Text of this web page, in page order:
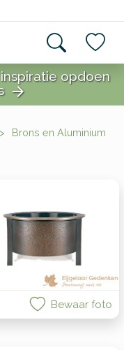
opdoen
arrow_forward
Brons en Aluminium
Bewaar foto